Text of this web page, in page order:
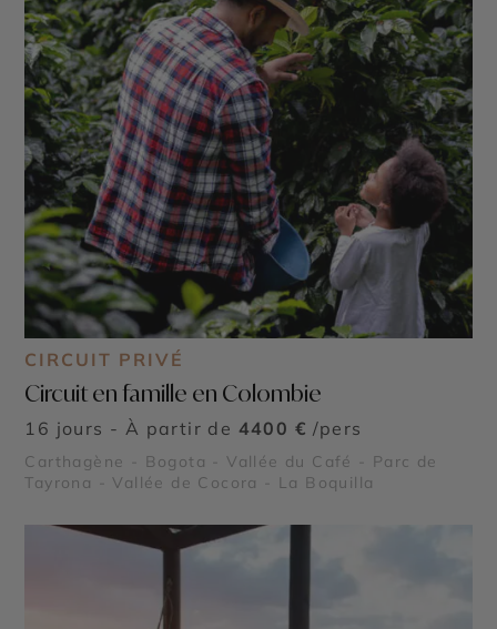
CIRCUIT PRIVÉ
Circuit en famille en Colombie
16 jours - À partir de 4400 € /pers
Carthagène - Bogota - Vallée du Café - Parc de
Tayrona - Vallée de Cocora - La Boquilla